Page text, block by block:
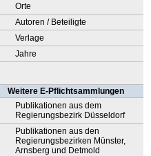
Orte
Autoren / Beteiligte
Verlage
Jahre
Weitere E-Pflichtsammlungen
Publikationen aus dem
Regierungsbezirk Düsseldorf
Publikationen aus den
Regierungsbezirken Münster,
Arnsberg und Detmold